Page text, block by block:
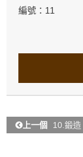
編號：11
上一個 10.鍛造